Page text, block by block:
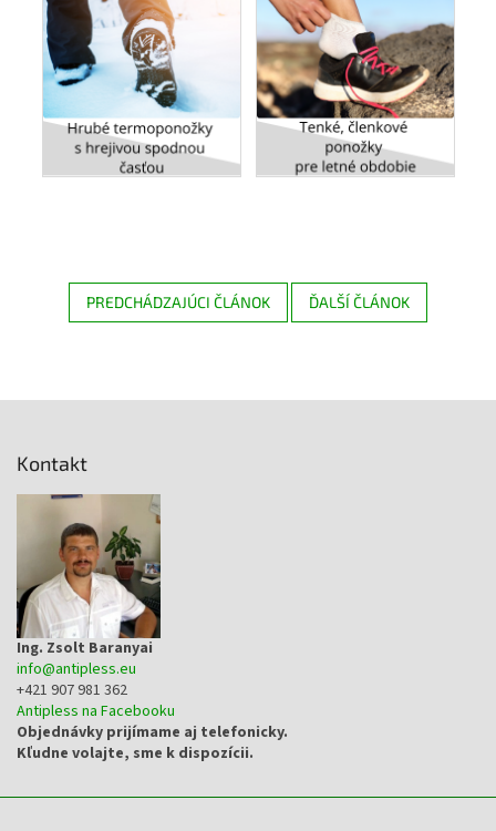
PREDCHÁDZAJÚCI ČLÁNOK ĎALŠÍ ČLÁNOK
Kontakt
Ing. Zsolt Baranyai
info@antipless.eu
+421 907 981 362
Antipless na Facebooku
Objednávky prijímame aj telefonicky.
Kľudne volajte, sme k dispozícii.